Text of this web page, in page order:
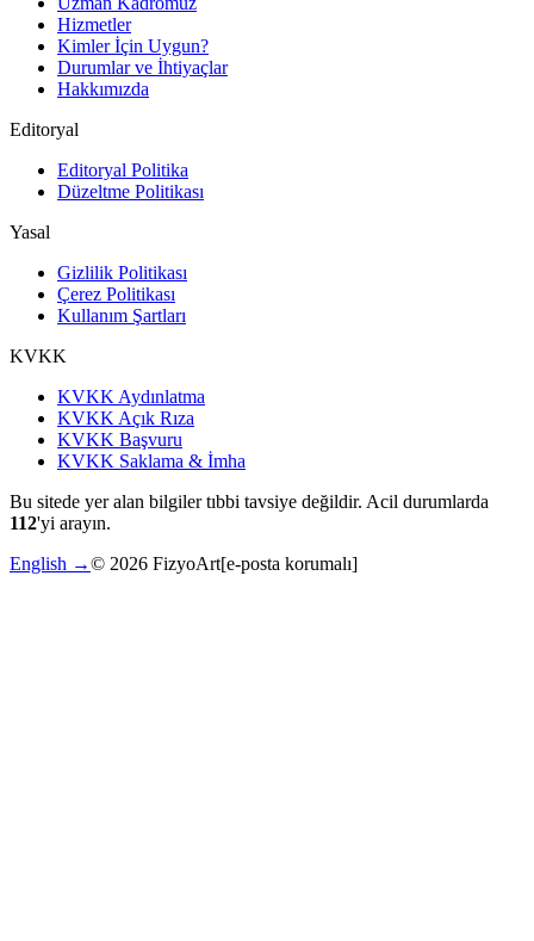
Hizmetler
Kimler İçin Uygun?
Durumlar ve İhtiyaçlar
Hakkımızda
Editoryal
Editoryal Politika
Düzeltme Politikası
Yasal
Gizlilik Politikası
Çerez Politikası
Kullanım Şartları
KVKK
KVKK Aydınlatma
KVKK Açık Rıza
KVKK Başvuru
KVKK Saklama & İmha
Bu sitede yer alan bilgiler tıbbi tavsiye değildir. Acil durumlarda
112'yi arayın.
English →© 2026 FizyoArt[e-posta korumalı]